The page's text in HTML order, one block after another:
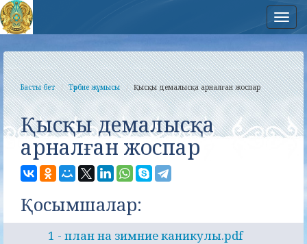
Басты бет Тәрбие жұмысы Қысқы демалысқа арналған жоспар
Қысқы демалысқа
арналған жоспар
Қосымшалар:
1 - план на зимние каникулы.pdf